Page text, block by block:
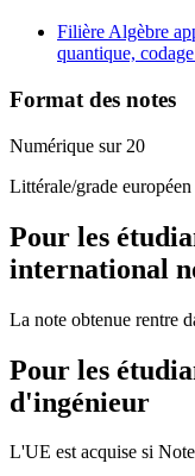
Filière Algèbre
quantique,
Format des notes
Numérique sur 20
Littérale/grade européen
Pour les
international
La note obtenue rentre
Pour les
d'ingénieur
L'UE est acquise si